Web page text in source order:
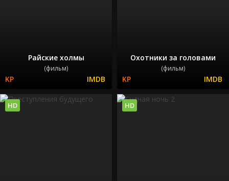
Райские холмы
(фильм)
Охотники за головами
(фильм)
HD HD